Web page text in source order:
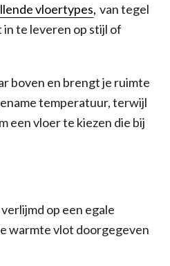
vloertypes, van tegel
te leveren op stijl of
boven en brengt je ruimte
temperatuur, terwijl
een vloer te kiezen die bij
op een egale
warmte vlot doorgegeven